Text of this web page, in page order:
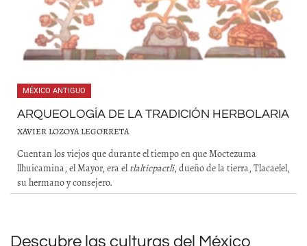
MÉXICO ANTIGUO
ARQUEOLOGÍA DE LA TRADICIÓN HERBOLARIA
XAVIER LOZOYA LEGORRETA
Cuentan los viejos que durante el tiempo en que Moctezuma
llhuicamina, el Mayor, era el tlalticpactli, dueño de la tierra, Tlacaelel,
su hermano y consejero.
Descubre las culturas del México